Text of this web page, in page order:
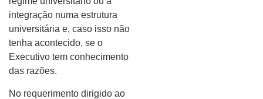
integração numa estrutura
universitária e, caso isso não
tenha acontecido, se o
Executivo tem conhecimento
das razões.
No requerimento dirigido ao